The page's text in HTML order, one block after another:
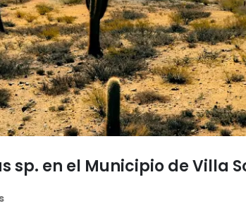
sp. en el Municipio de Villa